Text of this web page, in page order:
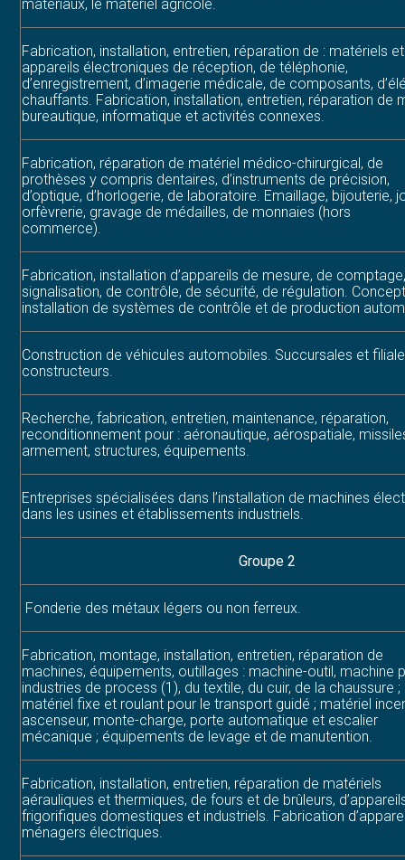
matériaux, le matériel agricole.
Fabrication, installation, entretien, réparation de : matériels et
appareils électroniques de réception, de téléphonie,
d’enregistrement, d’imagerie médicale, de composants,
chauffants. Fabrication, installation, entretien, réparation de
bureautique, informatique et activités connexes.
Fabrication, réparation de matériel médico-chirurgical, de
prothèses y compris dentaires, d’instruments de précision,
d’optique, d’horlogerie, de laboratoire. Emaillage, bijouterie,
orfèvrerie, gravage de médailles, de monnaies (hors
commerce).
Fabrication, installation d’appareils de mesure, de
signalisation, de contrôle, de sécurité, de régulation.
installation de systèmes de contrôle et de production
Construction de véhicules automobiles. Succursales et
constructeurs.
Recherche, fabrication, entretien, maintenance, réparation,
reconditionnement pour : aéronautique, aérospatiale,
armement, structures, équipements.
Entreprises spécialisées dans l’installation de machines
dans les usines et établissements industriels.
Groupe 2
Fonderie des métaux légers ou non ferreux.
Fabrication, montage, installation, entretien, réparation de
machines, équipements, outillages : machine-outil, machine
industries de process (1), du textile, du cuir, de la chaussure ;
matériel fixe et roulant pour le transport guidé ; matériel
ascenseur, monte-charge, porte automatique et escalier
mécanique ; équipements de levage et de manutention.
Fabrication, installation, entretien, réparation de matériels
aérauliques et thermiques, de fours et de brûleurs,
frigorifiques domestiques et industriels. Fabrication
ménagers électriques.